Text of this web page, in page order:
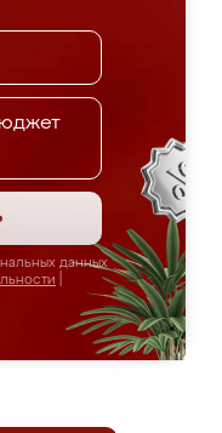
данных